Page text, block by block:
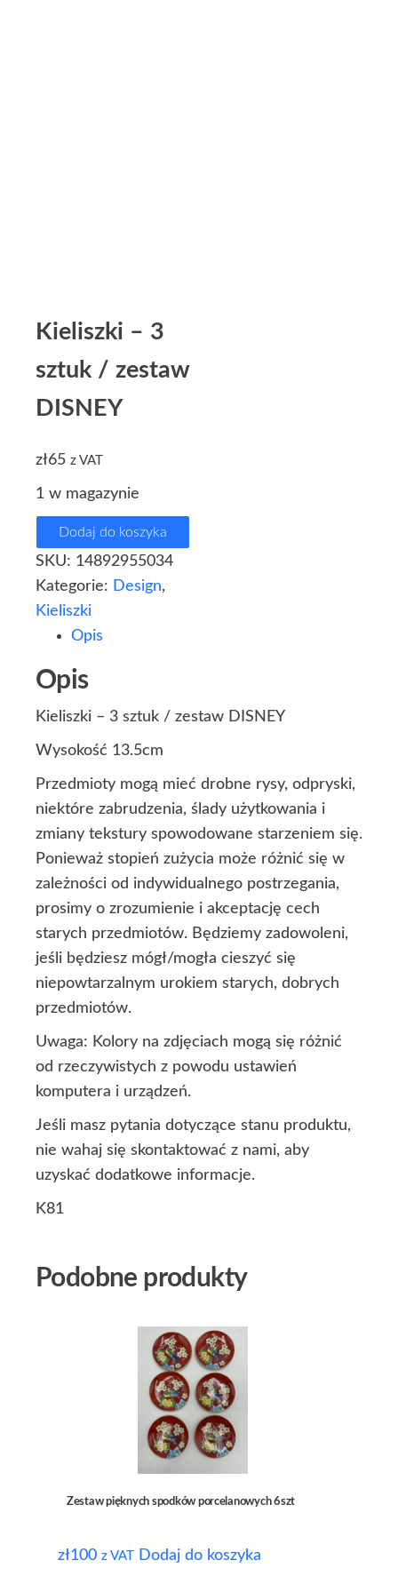
Kieliszki – 3
sztuk / zestaw
DISNEY
zł65 z VAT
1 w magazynie
Dodaj do koszyka
SKU: 14892955034
Kategorie: Design,
Kieliszki
Opis
Opis
Kieliszki – 3 sztuk / zestaw DISNEY
Wysokość 13.5cm
Przedmioty mogą mieć drobne rysy, odpryski,
niektóre zabrudzenia, ślady użytkowania i
zmiany tekstury spowodowane starzeniem się.
Ponieważ stopień zużycia może różnić się w
zależności od indywidualnego postrzegania,
prosimy o zrozumienie i akceptację cech
starych przedmiotów. Będziemy zadowoleni,
jeśli będziesz mógł/mogła cieszyć się
niepowtarzalnym urokiem starych, dobrych
przedmiotów.
Uwaga: Kolory na zdjęciach mogą się różnić
od rzeczywistych z powodu ustawień
komputera i urządzeń.
Jeśli masz pytania dotyczące stanu produktu,
nie wahaj się skontaktować z nami, aby
uzyskać dodatkowe informacje.
K81
Podobne produkty
Zestaw pięknych spodków porcelanowych 6szt
zł100 z VAT Dodaj do koszyka